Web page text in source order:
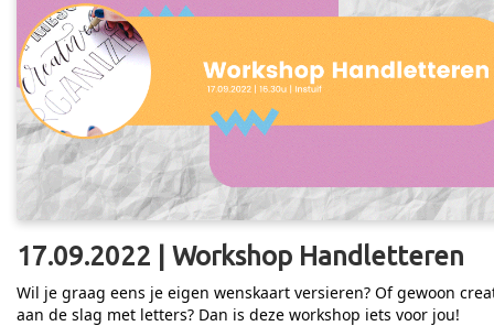
17.09.2022 | Workshop Handletteren
Wil je graag eens je eigen wenskaart versieren? Of gewoon
aan de slag met letters? Dan is deze workshop iets voor jou!